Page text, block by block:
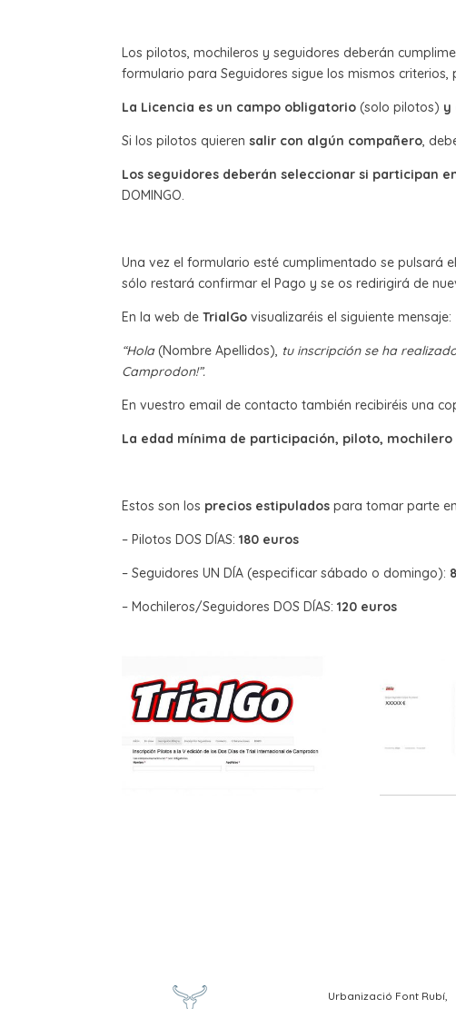
Los pilotos, mochileros y seguidores deberán
formulario para Seguidores sigue los mismos
La Licencia es un campo obligatorio (solo pilotos) y
Si los pilotos quierensalir con algún compañero,
Los seguidores deberán seleccionar si participan
DOMINGO.
Una vez el formulario esté cumplimentado se pulsará
sólo restará confirmar el Pago y se os redirigirá de
En la web deTrialGo visualizaréis el siguiente mensaje:
“Hola(Nombre Apellidos), tu inscripción se ha
Camprodon!”.
En vuestro email de contacto también recibiréis una
La edad mínima de participación, piloto, mochilero
Estos son los precios estipulados para tomar parte
– Pilotos DOS DÍAS:180 euros
– Seguidores UN DÍA (especificar sábado o domingo):
– Mochileros/Seguidores DOS DÍAS:120 euros
Urbanizació Font Rubí,